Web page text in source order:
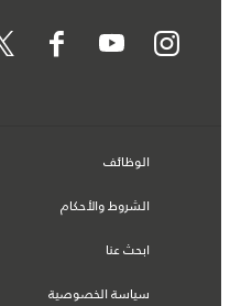
الوظائف
الشروط والأحكام
ابحث عنا
سياسة الخصوصية